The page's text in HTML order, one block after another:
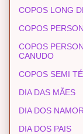
COPOS LONG
COPOS
COPOS
CANUDO
COPOS SEMI
DIA DAS MÃES
DIA DOS
DIA DOS PAIS